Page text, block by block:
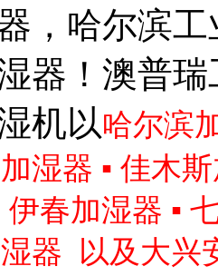
，哈尔滨
器！澳普
机以哈尔滨
湿器 ▪ 佳木
伊春加湿器 ▪
器 以及 大兴